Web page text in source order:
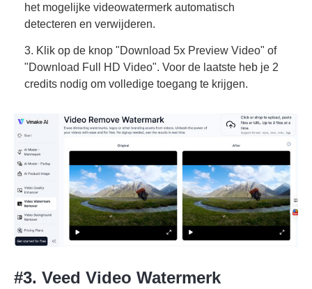
het mogelijke videowatermerk automatisch
detecteren en verwijderen.
3. Klik op de knop "Download 5x Preview Video" of
"Download Full HD Video". Voor de laatste heb je 2
credits nodig om volledige toegang te krijgen.
#3. Veed Video Watermerk